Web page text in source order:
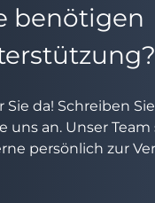
benötigen
da! Schreiben
uns an. Unser
persönlich zur